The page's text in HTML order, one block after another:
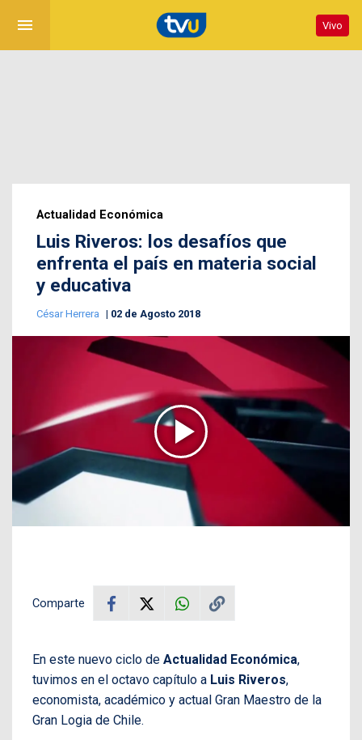
menu Vivo
Actualidad Económica
Luis Riveros: los desafíos que
enfrenta el país en materia social
y educativa
César Herrera 02 de Agosto 2018
Comparte
En este nuevo ciclo de Actualidad Económica,
tuvimos en el octavo capítulo a Luis Riveros,
economista, académico y actual Gran Maestro de la
Gran Logia de Chile.